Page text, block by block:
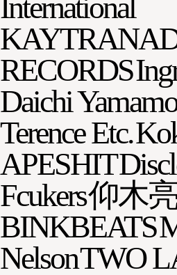
RECORDS
Daichi
Terence Etc.
APESHIT
Fcukers仰木
BINKBEATS
NelsonTWO